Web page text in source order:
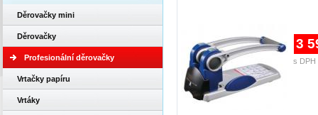
3
s DPH
Děrovačky mini
Děrovačky
Profesionální děrovačky
Vrtačky papíru
Vrtáky